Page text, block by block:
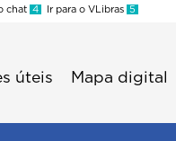
chat 4 Ir para o VLibras 5
úteis Mapa digital